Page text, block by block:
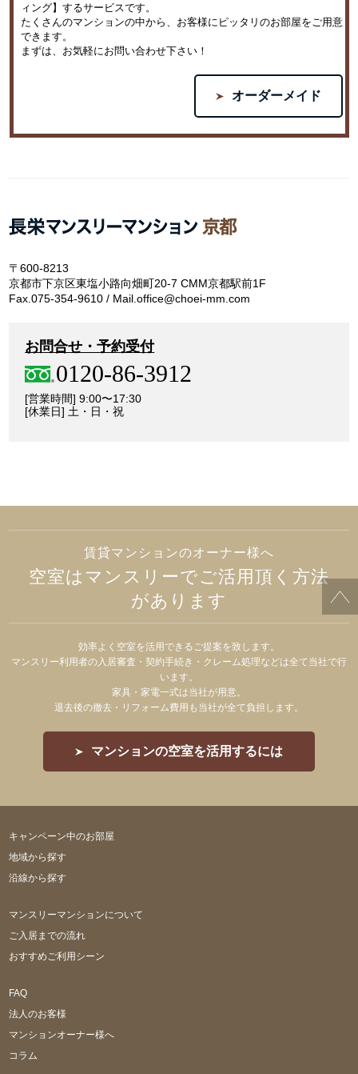
ィング】するサービスです。
たくさんのマンションの中から、お客様にピッタリのお部屋をご用意
できます。
まずは、お気軽にお問い合わせ下さい！
オーダーメイド
〒600-8213
京都市下京区東塩小路向畑町20-7 CMM京都駅前1F
Fax.075-354-9610 / Mail.office@choei-mm.com
お問合せ・予約受付
0120-86-3912
[営業時間] 9:00〜17:30
[休業日] 土・日・祝
賃貸マンションのオーナー様へ
空室はマンスリーでご活用頂く方法
があります
効率よく空室を活用できるご提案を致します。
マンスリー利用者の入居審査・契約手続き・クレーム処理などは全て当社で行
います。
家具・家電一式は当社が用意。
退去後の撤去・リフォーム費用も当社が全て負担します。
マンションの空室を活用するには
キャンペーン中のお部屋
地域から探す
沿線から探す
マンスリーマンションについて
ご入居までの流れ
おすすめご利用シーン
FAQ
法人のお客様
マンションオーナー様へ
コラム